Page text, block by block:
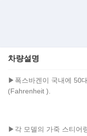
차량설명
▶폭스바겐이 국내에 50
(Fahrenheit ).
▶각 모델의 가죽 스티어